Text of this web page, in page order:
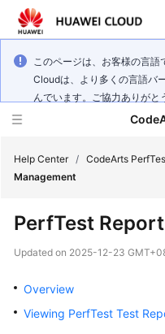
このページは、お客様の言
Cloudは、より多くの言語バ
んでいます。ご協力ありがと
New
Overview
Billing
Help Center / CodeArts
Management
PerfTest
Updated on 2025-12-23
Overview
Viewing PerfTest Test